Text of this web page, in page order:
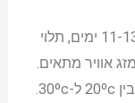
משך ההתפתחות מביצה לבוגר הוא בין 11-13 ימים, תלוי
מתקיים 7-5 ימים במזג אוויר מתאים.